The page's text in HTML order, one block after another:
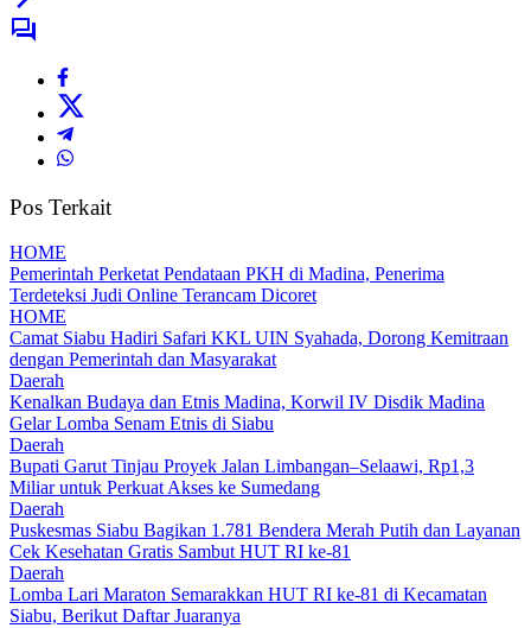
Pos Terkait
HOME
Pemerintah Perketat Pendataan PKH di Madina, Penerima
Terdeteksi Judi Online Terancam Dicoret
HOME
Camat Siabu Hadiri Safari KKL UIN Syahada, Dorong Kemitraan
dengan Pemerintah dan Masyarakat
Daerah
Kenalkan Budaya dan Etnis Madina, Korwil IV Disdik Madina
Gelar Lomba Senam Etnis di Siabu
Daerah
Bupati Garut Tinjau Proyek Jalan Limbangan–Selaawi, Rp1,3
Miliar untuk Perkuat Akses ke Sumedang
Daerah
Puskesmas Siabu Bagikan 1.781 Bendera Merah Putih dan Layanan
Cek Kesehatan Gratis Sambut HUT RI ke-81
Daerah
Lomba Lari Maraton Semarakkan HUT RI ke-81 di Kecamatan
Siabu, Berikut Daftar Juaranya